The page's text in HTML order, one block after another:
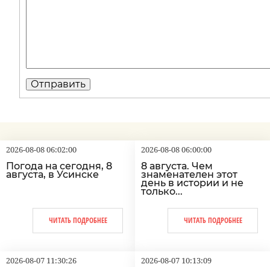
2026-08-08 06:02:00
Погода на сегодня, 8
августа, в Усинске
ЧИТАТЬ ПОДРОБНЕЕ
2026-08-08 06:00:00
8 августа. Чем
знаменателен этот
день в истории и не
только...
ЧИТАТЬ ПОДРОБНЕЕ
2026-08-07 11:30:26 2026-08-07 10:13:09